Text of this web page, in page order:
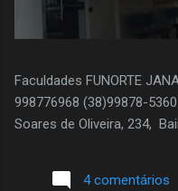
Faculdades FUNORTE
998776968 (38)99878-
Soares de Oliveira, 234,
4 comentários